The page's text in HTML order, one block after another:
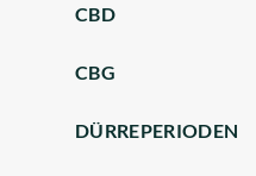
CBD
CBG
DÜRREPERIODEN